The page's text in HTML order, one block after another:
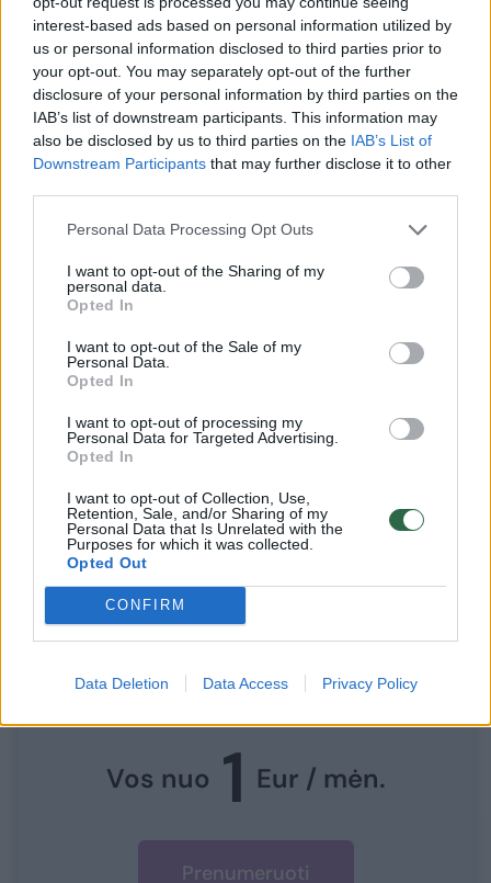
interest-based ads based on personal information utilized by
us or personal information disclosed to third parties prior to
your opt-out. You may separately opt-out of the further
disclosure of your personal information by third parties on the
IAB’s list of downstream participants. This information may
also be disclosed by us to third parties on the IAB’s List of
Downstream Participants that may further disclose it to other
Personal Data Processing Opt Outs
I want to opt-out of the Sharing of my
personal data.
Opted In
I want to opt-out of the Sale of my
Personal Data.
Opted In
I want to opt-out of processing my
Personal Data for Targeted Advertising.
Opted In
I want to opt-out of Collection, Use,
Retention, Sale, and/or Sharing of my
Personal Data that Is Unrelated with the
Purposes for which it was collected.
Opted Out
CONFIRM
Data Deletion Data Access Privacy Policy
malonumas.“
Vis dėlto gimtadienio dieną jauna moteris nedirbo.
Liepos 24-ąją artimuosius ir draugus vėlyvų pusryčių ji
pakvietė į išskirtinę sostinės vietą – Vilniaus oro uosto
VIP terminalą. Čia sukaktuvininkė su svečiais galėjo
Žemaitytė ir agentūra „Balti lapai“.
Šios erdvės pasirinkimas – neatsitiktinis. Kelias valandas
besileidžiančių lėktuvų vaizdais, Indrė kartu su daugeliu
jų lipo į lėktuvą ir visa didelė kompanija pakilo skrydžiui į
užkandžius ruošė „PJazz“ virtuvės šefai.
Norite skaityti toliau?
Prisijunkite prie mūsų bendruomenės ir tapkite
Vos nuo 1 Eur / mėn.
Prenumeruoti